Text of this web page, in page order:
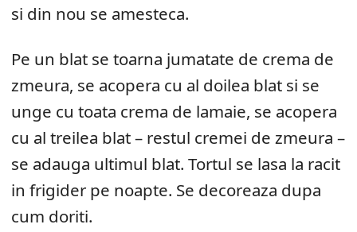
si din nou se amesteca.
Pe un blat se toarna jumatate de crema de
zmeura, se acopera cu al doilea blat si se
unge cu toata crema de lamaie, se acopera
cu al treilea blat – restul cremei de zmeura –
se adauga ultimul blat. Tortul se lasa la racit
in frigider pe noapte. Se decoreaza dupa
cum doriti.